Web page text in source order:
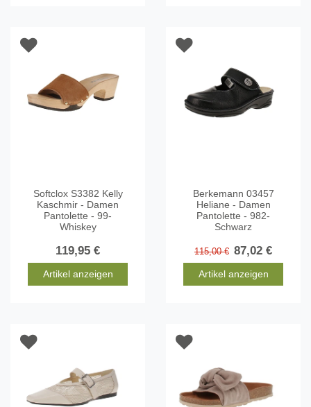
Softclox S3382 Kelly
Kaschmir - Damen
Pantolette - 99-
Whiskey
119,95 €
Artikel anzeigen
Berkemann 03457
Heliane - Damen
Pantolette - 982-
Schwarz
115,00 € 87,02 €
Artikel anzeigen